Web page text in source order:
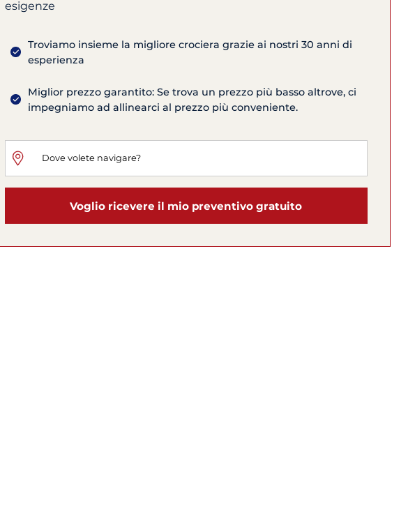
esigenze
Troviamo insieme la migliore crociera grazie ai nostri 30 anni di
esperienza
Miglior prezzo garantito: Se trova un prezzo più basso altrove, ci
impegniamo ad allinearci al prezzo più conveniente.
Voglio ricevere il mio preventivo gratuito